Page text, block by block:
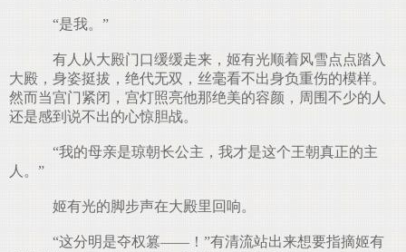
“是我。”
有人从大殿门口缓缓走来，姬有光顺着风雪点点踏入
大殿，身姿挺拔，绝代无双，丝毫看不出身负重伤的模样。
然而当宫门紧闭，宫灯照亮他那绝美的容颜，周围不少的人
还是感到说不出的心惊胆战。
“我的母亲是琼朝长公主，我才是这个王朝真正的主
人。”
姬有光的脚步声在大殿里回响。
“这分明是夺权篡——！”有清流站出来想要指摘姬有